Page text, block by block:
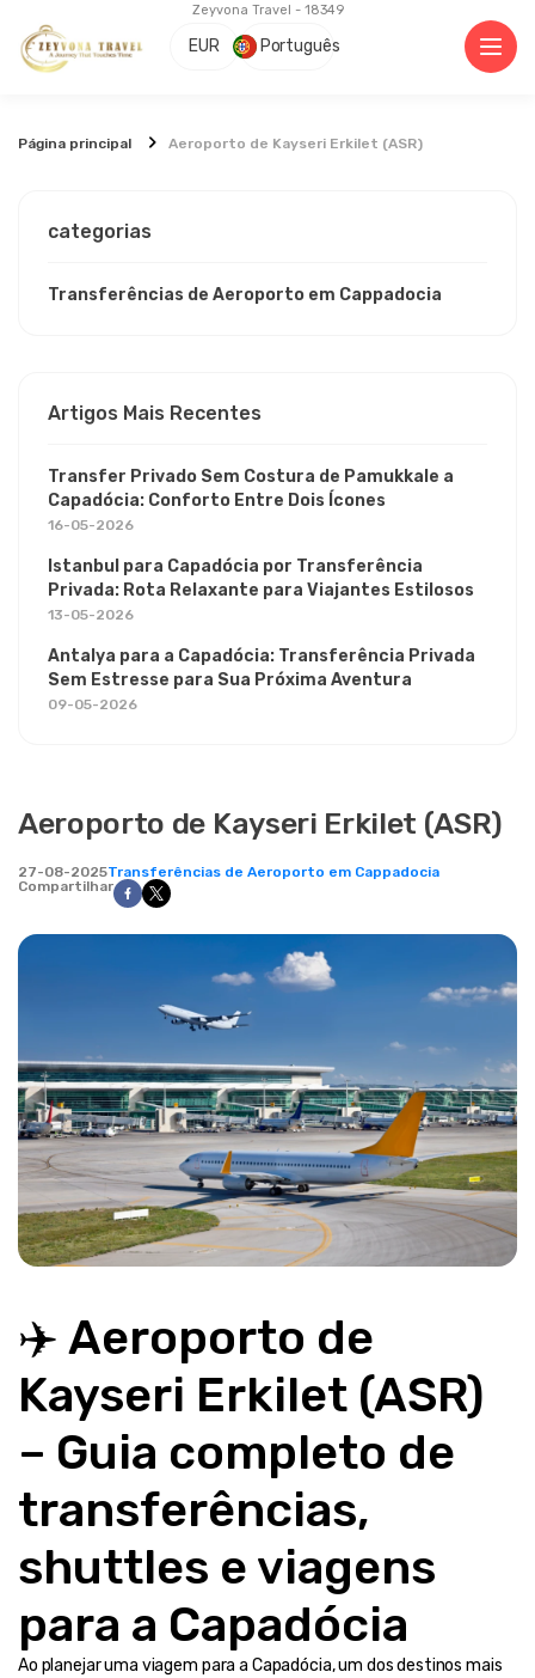
Zeyvona Travel - 18349
EUR Português
Página principal Aeroporto de Kayseri Erkilet (ASR)
Aeroporto de Kayseri Erkilet (ASR)
27-08-2025Transferências de Aeroporto em Cappadocia
Compartilhar
✈️ Aeroporto de
Kayseri Erkilet (ASR)
– Guia completo de
transferências,
shuttles e viagens
para a Capadócia
Ao planejar uma viagem para a Capadócia, um dos destinos mais
categorias
Transferências de Aeroporto em Cappadocia
Artigos Mais Recentes
Transfer Privado Sem Costura de Pamukkale a
Capadócia: Conforto Entre Dois Ícones
16-05-2026
Istanbul para Capadócia por Transferência
Privada: Rota Relaxante para Viajantes Estilosos
13-05-2026
Antalya para a Capadócia: Transferência Privada
Sem Estresse para Sua Próxima Aventura
09-05-2026